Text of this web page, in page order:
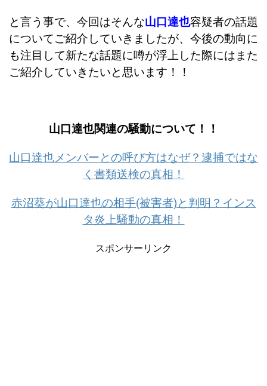
と言う事で、今回はそんな山口達也容疑者の話題
についてご紹介していきましたが、今後の動向に
も注目して新たな話題に噂が浮上した際にはまた
ご紹介していきたいと思います！！
山口達也関連の騒動について！！
山口達也メンバーとの呼び方はなぜ？逮捕ではな
く書類送検の真相！
赤沼葵が山口達也の相手(被害者)と判明？インス
タ炎上騒動の真相！
スポンサーリンク